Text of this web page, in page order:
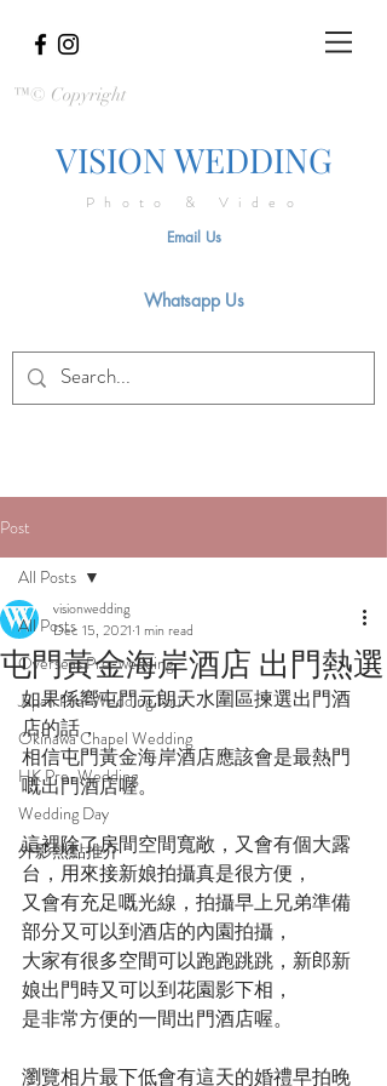
™© Copyright
VISION WEDDING
Photo & Video
Email Us
Whatsapp Us
Post
All Posts
Overseas Pre-wedding
Japan Pre-Wedding Tour
Okinawa Chapel Wedding
HK Pre-Wedding
Wedding Day
外影熱點推介
All Posts
屯門黃金海岸酒店 出門熱選
visionwedding
Dec 15, 2021 1 min read
如果係嚮屯門元朗天水圍區揀選出門酒
店的話，
相信屯門黃金海岸酒店應該會是最熱門
嘅出門酒店喔。
這裡除了房間空間寬敞，又會有個大露
台，用來接新娘拍攝真是很方便，
又會有充足嘅光線，拍攝早上兄弟準備
部分又可以到酒店的內園拍攝，
大家有很多空間可以跑跑跳跳，新郎新
娘出門時又可以到花園影下相，
是非常方便的一間出門酒店喔。
瀏覽相片最下低會有這天的婚禮早拍晚